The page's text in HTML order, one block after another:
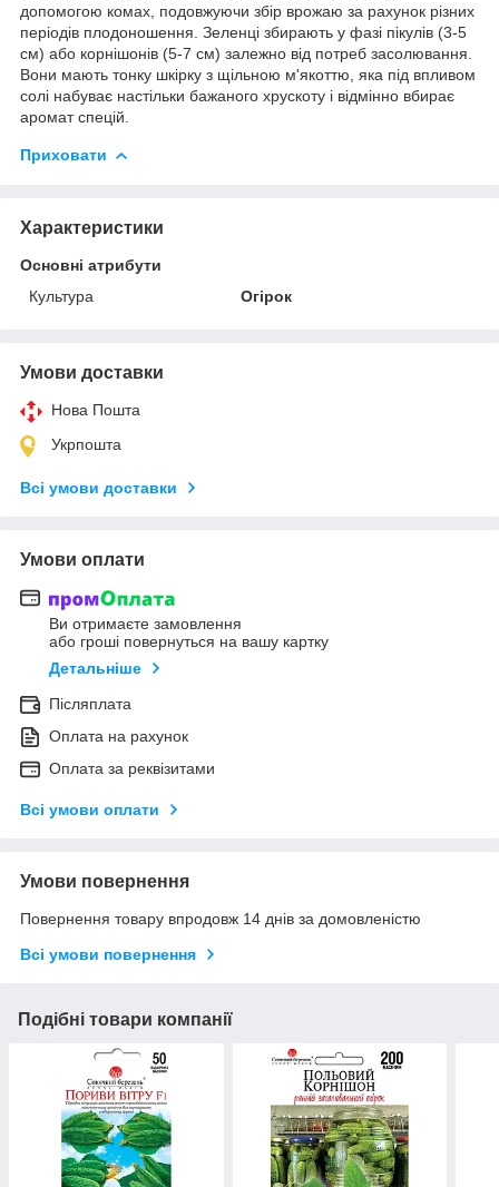
допомогою комах, подовжуючи збір врожаю за рахунок різних
періодів плодоношення. Зеленці збирають у фазі пікулів (3-5
см) або корнішонів (5-7 см) залежно від потреб засолювання.
Вони мають тонку шкірку з щільною м'якоттю, яка під впливом
солі набуває настільки бажаного хрускоту і відмінно вбирає
аромат спецій.
Приховати
Характеристики
Основні атрибути
Культура
Огірок
Умови доставки
Нова Пошта
Укрпошта
Всі умови доставки
Умови оплати
Ви отримаєте замовлення
або гроші повернуться на вашу картку
Детальніше
Післяплата
Оплата на рахунок
Оплата за реквізитами
Всі умови оплати
Умови повернення
Повернення товару впродовж 14 днів за домовленістю
Всі умови повернення
Подібні товари компанії